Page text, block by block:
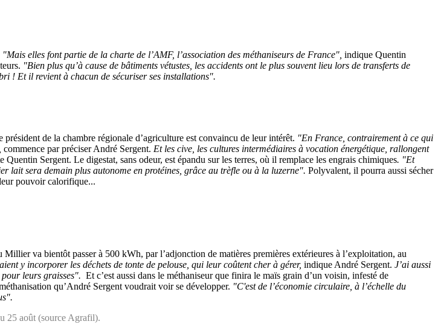
"Mais elles font partie de la charte de l’AMF, l’association des méthaniseurs de France", indique Quentin
"Bien plus qu’à cause de bâtiments vétustes, les accidents ont le plus souvent lieu lors de transferts de
! Et il revient à chacun de sécuriser ses installations".
de la chambre régionale d’agriculture est convaincu de leur intérêt. "En France, contrairement à ce qui
commence par préciser André Sergent. Et les cive, les cultures intermédiaires à vocation énergétique, rallongent
Quentin Sergent. Le digestat, sans odeur, est épandu sur les terres, où il remplace les engrais chimiques. "Et
lait sera demain plus autonome en protéines, grâce au trèfle ou à la luzerne". Polyvalent, il pourra aussi sécher
pouvoir calorifique...
va bientôt passer à 500 kWh, par l’adjonction de matières premières extérieures à l’exploitation, au
y incorporer les déchets de tonte de pelouse, qui leur coûtent cher à gérer, indique André Sergent. J’ai aussi
leurs graisses". Et c’est aussi dans le méthaniseur que finira le maïs grain d’un voisin, infesté de
qu’André Sergent voudrait voir se développer. "C'est de l’économie circulaire, à l’échelle du
25 août (source Agrafil).